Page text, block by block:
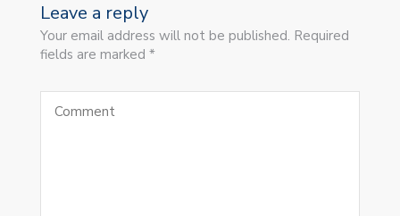
Leave a reply
Your email address will not be published. Required
fields are marked *